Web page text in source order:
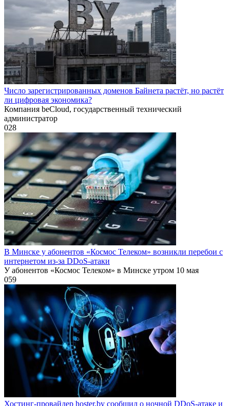
Число зарегистрированных доменов Байнета растёт, но растёт
ли цифровая экономика?
Компания beCloud, государственный технический
администратор
028
В Минске у абонентов «Космос Телеком» возникли перебои с
интернетом из-за DDoS-атаки
У абонентов «Космос Телеком» в Минске утром 10 мая
059
Хостинг-провайдер hoster.by сообщил о ночной DDoS-атаке и